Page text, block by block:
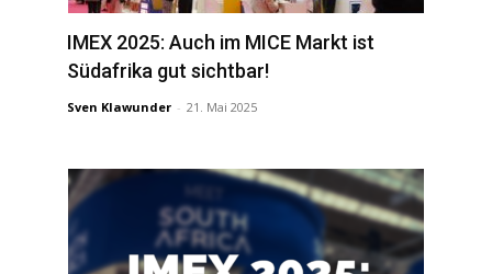
IMEX 2025: Auch im MICE Markt ist
Südafrika gut sichtbar!
Sven Klawunder - 21. Mai 2025